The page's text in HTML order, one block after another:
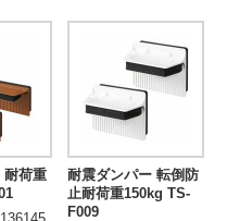
耐荷重
耐震ダンパー 転倒防
止耐荷重150kg TS-
F009